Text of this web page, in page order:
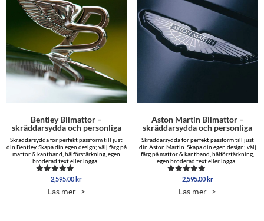
Bentley Bilmattor –
skräddarsydda och personliga
Skräddarsydda för perfekt passform till just
din Bentley. Skapa din egen design; välj färg på
mattor & kantband, hälförstärkning, egen
broderad text eller logga...
Betygsatt
av 5
2,595.00 kr
Läs mer ->
Aston Martin Bilmattor –
skräddarsydda och personliga
Skräddarsydda för perfekt passform till just
din Aston Martin. Skapa din egen design; välj
färg på mattor & kantband, hälförstärkning,
egen broderad text eller logga...
Betygsatt
av 5
2,595.00 kr
Läs mer ->